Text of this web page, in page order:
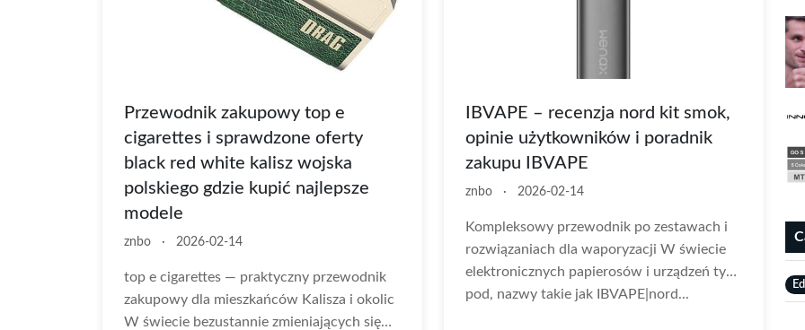
Przewodnik zakupowy top e
cigarettes i sprawdzone oferty
black red white kalisz wojska
polskiego gdzie kupić najlepsze
modele
znbo · 2026-02-14
top e cigarettes — praktyczny przewodnik
zakupowy dla mieszkańców Kalisza i okolic
W świecie bezustannie zmieniających się
IBVAPE – recenzja nord kit smok,
opinie użytkowników i poradnik
zakupu IBVAPE
znbo · 2026-02-14
Kompleksowy przewodnik po zestawach i
rozwiązaniach dla waporyzacji W świecie
elektronicznych papierosów i urządzeń typu
pod, nazwy takie jak IBVAPE|nord...